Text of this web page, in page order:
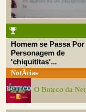
Homem se Passa Por
Personagem de
'chiquititas'...
NotÃ­cias
O Buteco da Net